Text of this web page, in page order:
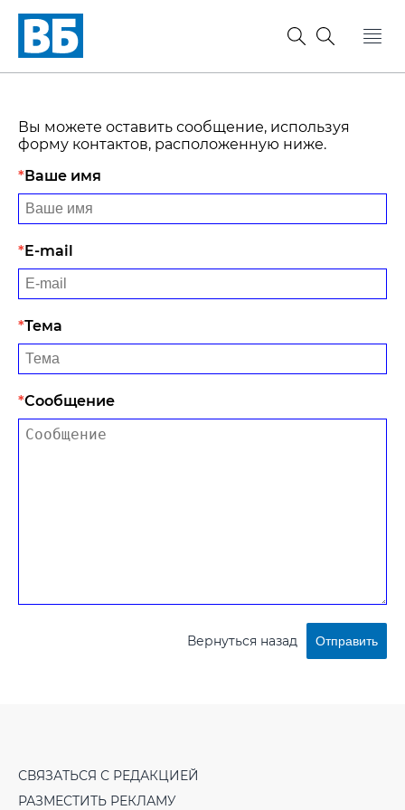
Вы можете оставить сообщение, используя
форму контактов, расположенную ниже.
Ваше имя
E-mail
Тема
Сообщение
Вернуться назад Отправить
СВЯЗАТЬСЯ С РЕДАКЦИЕЙ
РАЗМЕСТИТЬ РЕКЛАМУ